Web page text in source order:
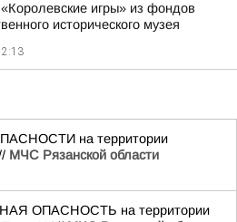
игры» из фондов
исторического музея
на территории
МЧС Рязанской области
ОПАСНОСТЬ на территории